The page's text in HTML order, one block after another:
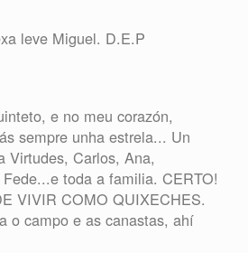
leve Miguel. D.E.P
e no meu corazón,
sempre unha estrela... Un
Virtudes, Carlos, Ana,
toda a familia. CERTO!
VIVIR COMO QUIXECHES.
o campo e as canastas, ahí